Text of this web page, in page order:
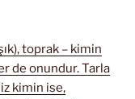
toprak – kimin
de onundur. Tarla
kimin ise,